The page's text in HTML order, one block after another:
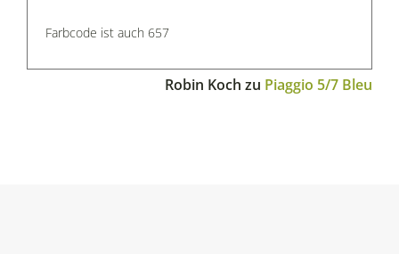
Farbcode ist auch 657
Robin Koch zu Piaggio 5/7 Bleu